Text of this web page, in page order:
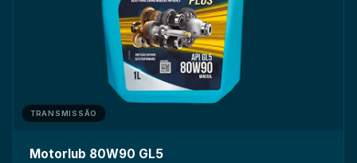
TRANSMISSÃO
Motorlub 80W90 GL5